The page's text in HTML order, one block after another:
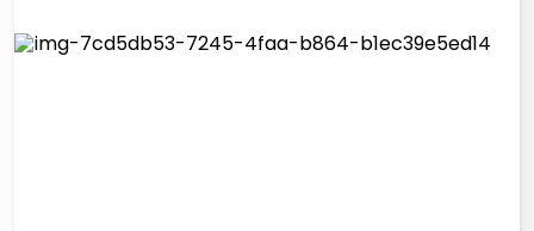
italia independent occhiali sole 0703 thin rotondo sun